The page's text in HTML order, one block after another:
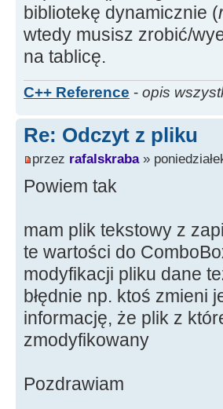
bibliotekę dynamicznie (
wtedy musisz zrobić/
na tablicę.
C++ Reference - opis
Re: Odczyt z pliku
przez rafalskraba»
Powiem tak
mam plik tekstowy z
te wartości do
modyfikacji pliku dane
błędnie np. ktoś zmieni
informację, że plik z
zmodyfikowany
Pozdrawiam